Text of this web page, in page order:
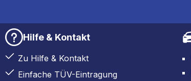
Hilfe & Kontakt
Zu Hilfe & Kontakt
Einfache TÜV-Eintragung